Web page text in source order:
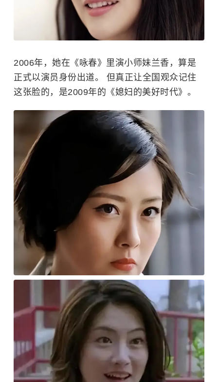
2006年，她在《咏春》里演小师妹兰香，算是
正式以演员身份出道。 但真正让全国观众记住
这张脸的，是2009年的《媳妇的美好时代》。